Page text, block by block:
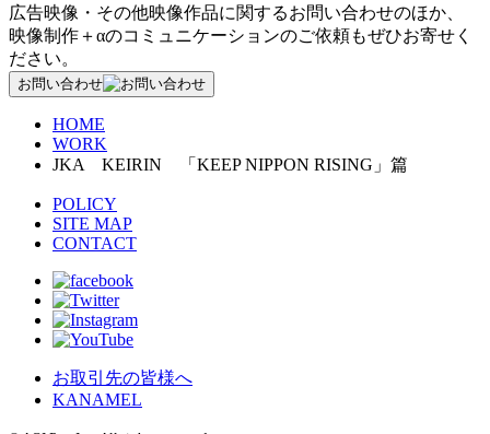
広告映像・その他映像作品に関するお問い合わせのほか、
映像制作＋αのコミュニケーションのご依頼もぜひお寄せく
ださい。
お問い合わせ
HOME
WORK
JKA KEIRIN 「KEEP NIPPON RISING」篇
POLICY
SITE MAP
CONTACT
お取引先の皆様へ
KANAMEL